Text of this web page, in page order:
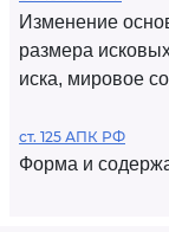
Изменение
размера
иска, мировое
ст. 125 АПК РФ
Форма и